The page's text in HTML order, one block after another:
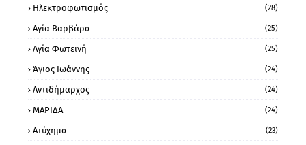
Ηλεκτροφωτισμός (28)
Αγία Βαρβάρα (25)
Αγία Φωτεινή (25)
Άγιος Ιωάννης (24)
Αντιδήμαρχος (24)
ΜΑΡΙΔΑ (24)
Ατύχημα (23)